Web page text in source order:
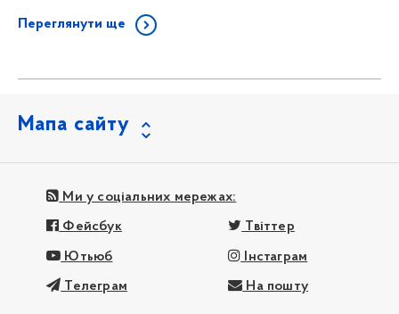
Переглянути ще
Мапа сайту
Ми у соціальних мережах:
Фейсбук Твіттер
Ютьюб Інстаграм
Телеграм На пошту